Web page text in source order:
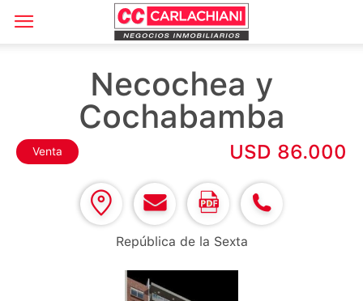
Necochea y
Cochabamba
Venta USD 86.000
República de la Sexta